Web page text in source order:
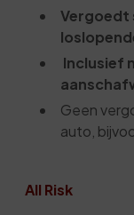
Vergoedt
Inclusief
Geen
auto,
All Risk